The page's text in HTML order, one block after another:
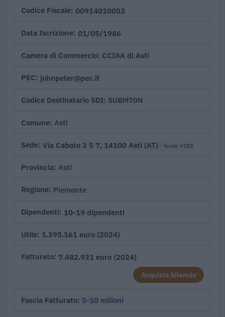
Codice Fiscale 00914010053
Data Iscrizione 01/05/1986
Camera di Commercio CCIAA di Asti
PEC johnpeter@pec.it
Codice Destinatario SDI SUBM70N
Comune Asti
Sede Via Caboto 3 5 7, 14100 Asti (AT) · fonte VIES
Provincia Asti
Regione Piemonte
Dipendenti 10-19 dipendenti
Utile 1.395.161 euro (2024)
Fatturato 7.482.931 euro (2024)
Acquista bilancio
Fascia Fatturato 5-10 milioni